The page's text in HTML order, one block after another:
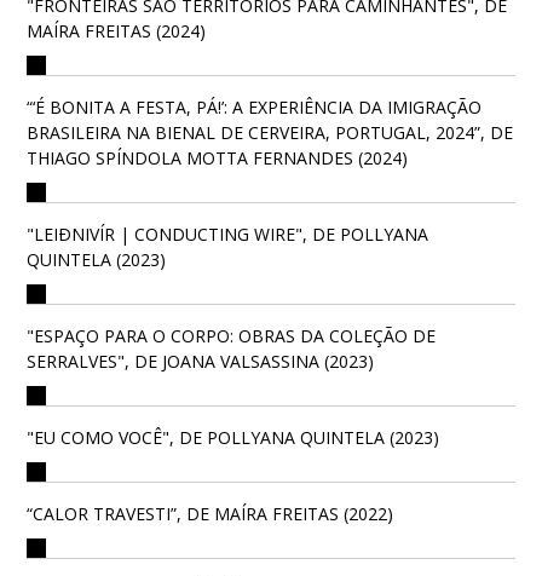
"FRONTEIRAS SÃO TERRITÓRIOS PARA CAMINHANTES", DE
MAÍRA FREITAS (2024)
“‘É BONITA A FESTA, PÁ!’: A EXPERIÊNCIA DA IMIGRAÇÃO
BRASILEIRA NA BIENAL DE CERVEIRA, PORTUGAL, 2024”, DE
THIAGO SPÍNDOLA MOTTA FERNANDES (2024)
"LEIÐNIVÍR | CONDUCTING WIRE", DE POLLYANA
QUINTELA (2023)
"ESPAÇO PARA O CORPO: OBRAS DA COLEÇÃO DE
SERRALVES", DE JOANA VALSASSINA (2023)
"EU COMO VOCÊ", DE POLLYANA QUINTELA (2023)
“CALOR TRAVESTI”, DE MAÍRA FREITAS (2022)